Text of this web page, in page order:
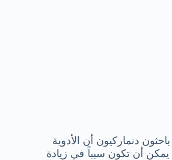
دنماركيون أن الأدوية
يمكن أن تكون سبباً في زيادة